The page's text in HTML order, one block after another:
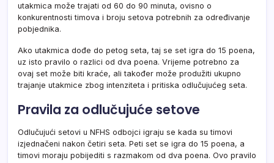
utakmica može trajati od 60 do 90 minuta, ovisno o
konkurentnosti timova i broju setova potrebnih za određivanje
pobjednika.
Ako utakmica dođe do petog seta, taj se set igra do 15 poena,
uz isto pravilo o razlici od dva poena. Vrijeme potrebno za
ovaj set može biti kraće, ali također može produžiti ukupno
trajanje utakmice zbog intenziteta i pritiska odlučujućeg seta.
Pravila za odlučujuće setove
Odlučujući setovi u NFHS odbojci igraju se kada su timovi
izjednačeni nakon četiri seta. Peti set se igra do 15 poena, a
timovi moraju pobijediti s razmakom od dva poena. Ovo pravilo